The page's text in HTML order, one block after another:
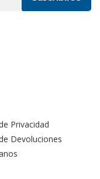
Privacidad
Devoluciones